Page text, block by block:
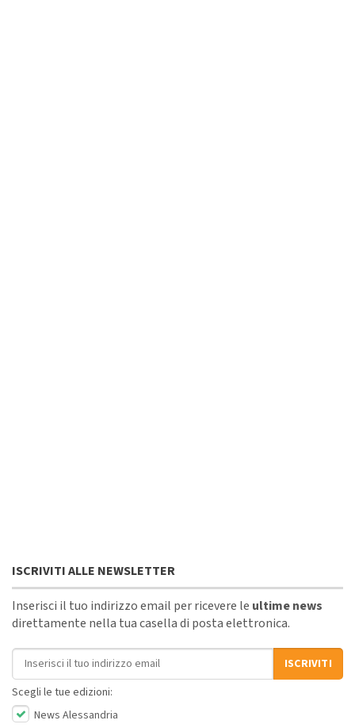
ISCRIVITI ALLE NEWSLETTER
Inserisci il tuo indirizzo email per ricevere le ultime news
direttamente nella tua casella di posta elettronica.
Indirizzo email
ISCRIVITI
Scegli le tue edizioni:
News Alessandria